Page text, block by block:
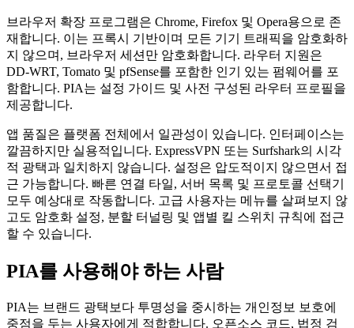
브라우저 확장 프로그램은 Chrome, Firefox 및 Opera용으로 존
재합니다. 이는 프록시 기반이며 모든 기기 트래픽을 암호화하
지 않으며, 브라우저 세션만 암호화합니다. 라우터 지원은
DD-WRT, Tomato 및 pfSense를 포함한 인기 있는 펌웨어를 포
함합니다. PIA는 설정 가이드 및 사전 구성된 라우터 프로필을
제공합니다.
앱 품질은 플랫폼 전체에서 일관성이 있습니다. 인터페이스는
깔끔하지만 실용적입니다. ExpressVPN 또는 Surfshark의 시각
적 광택과 일치하지 않습니다. 설정은 압도적이지 않으면서 접
근 가능합니다. 빠른 연결 타일, 서버 목록 및 프로토콜 선택기
모두 예상대로 작동합니다. 고급 사용자는 메뉴를 살펴보지 않
고도 암호화 설정, 분할 터널링 및 앱별 킬 스위치 규칙에 접근
할 수 있습니다.
PIA를 사용해야 하는 사람
PIA는 브랜드 광택보다 투명성을 중시하는 개인정보 보호에
중점을 두는 사용자에게 적합합니다. 오픈소스 코드, 법정 검